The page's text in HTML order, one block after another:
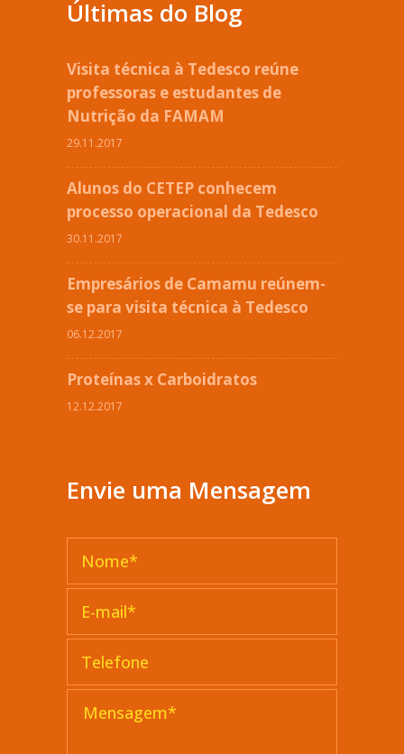
Últimas do Blog
Visita técnica à Tedesco reúne
professoras e estudantes de
Nutrição da FAMAM
29.11.2017
Alunos do CETEP conhecem
processo operacional da Tedesco
30.11.2017
Empresários de Camamu reúnem-
se para visita técnica à Tedesco
06.12.2017
Proteínas x Carboidratos
12.12.2017
Envie uma Mensagem